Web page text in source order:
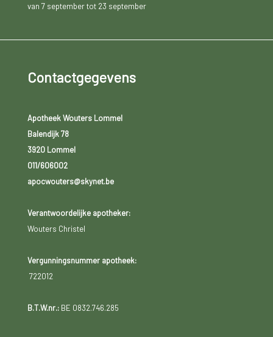
van 7 september tot 23 september
Contactgegevens
Apotheek Wouters Lommel
Balendijk 78
3920 Lommel
011/606002
apocwouters@skynet.be
Verantwoordelijke apotheker:
Wouters Christel
Vergunningsnummer apotheek:
722012
B.T.W.nr.:BE 0832.746.285